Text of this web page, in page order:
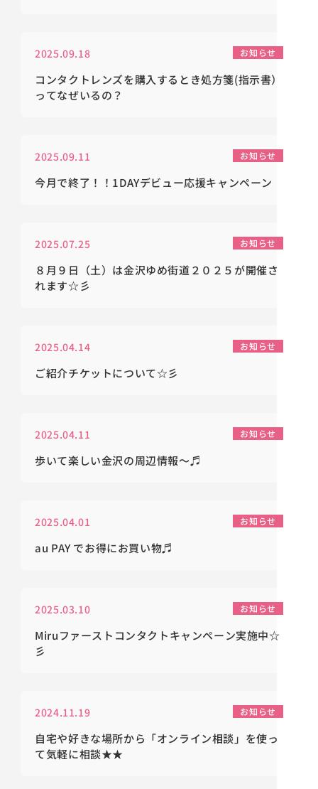
2025.09.18 お知らせ
コンタクトレンズを購入するとき処方箋(指示書）
ってなぜいるの？
2025.09.11 お知らせ
今月で終了！！1DAYデビュー応援キャンペーン
2025.07.25 お知らせ
８月９日（土）は金沢ゆめ街道２０２５が開催さ
れます☆彡
2025.04.14 お知らせ
ご紹介チケットについて☆彡
2025.04.11 お知らせ
歩いて楽しい金沢の周辺情報～♬
2025.04.01 お知らせ
au PAY でお得にお買い物♬
2025.03.10 お知らせ
Miruファーストコンタクトキャンペーン実施中☆
彡
2024.11.19 お知らせ
自宅や好きな場所から「オンライン相談」を使っ
て気軽に相談★★